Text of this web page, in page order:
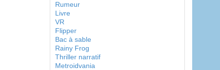
Rumeur
Livre
VR
Flipper
Bac à sable
Rainy Frog
Thriller narratif
Metroidvania